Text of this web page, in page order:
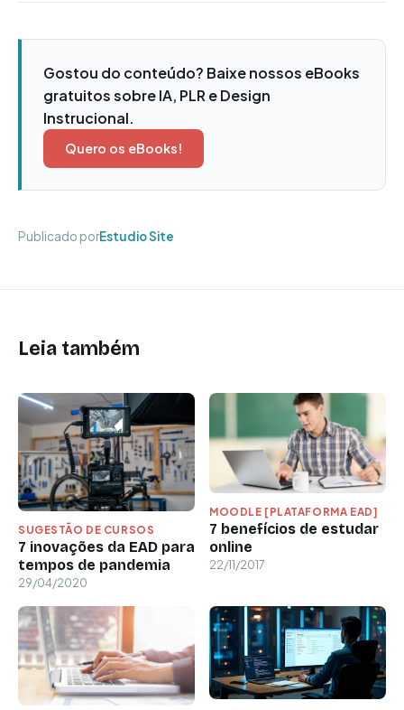
Gostou do conteúdo? Baixe nossos eBooks
gratuitos sobre IA, PLR e Design
Instrucional.
Quero os eBooks!
Publicado porEstudio Site
Leia também
SUGESTÃO DE CURSOS
7 inovações da EAD para
tempos de pandemia
29/04/2020
MOODLE [PLATAFORMA EAD]
7 benefícios de estudar
online
22/11/2017